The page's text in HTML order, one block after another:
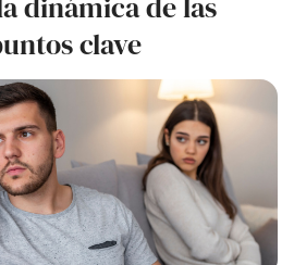
dinámica de las
clave